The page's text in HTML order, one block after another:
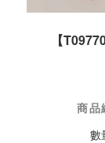
【
商品
數